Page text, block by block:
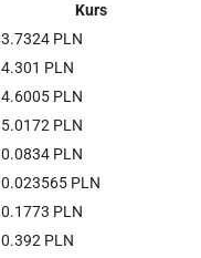
Kurs
3.7324 PLN
4.301 PLN
4.6005 PLN
5.0172 PLN
0.0834 PLN
0.023565 PLN
0.1773 PLN
0.392 PLN